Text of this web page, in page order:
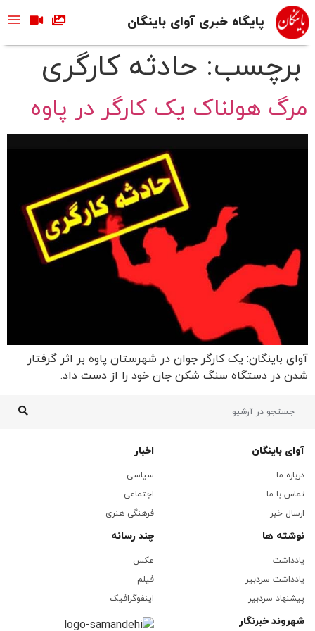
پایگاه خبری آوای باینگان
برچسب: حادثه کارگری
مرگ هولناک یک کارگر در پاوه
آوای باینگان: یک کارگر جوان در شهرستان پاوه بر اثر گرفتار
شدن در دستگاه سنگ شکن جان خود را از دست داد.
آوای باینگان
درباره ما
تماس با ما
ارسال خبر
اخبار
سیاسی
اجتماعی
فرهنگی هنری
نوشته ها
یادداشت
یادداشت سردبیر
پیشنهاد سردبیر
چند رسانه
عکس
فیلم
اینفوگرافیک
شهروند خبرنگار